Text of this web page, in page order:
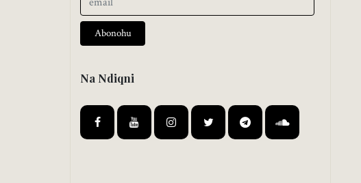
Abonohu
Na Ndiqni